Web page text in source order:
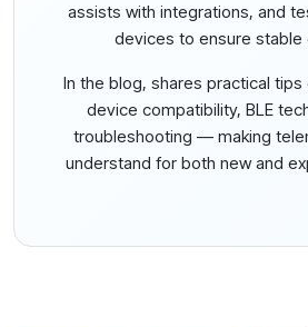
assists with integrations, and
devices to ensure stable
In the blog, shares practical
device compatibility, BLE
troubleshooting — making
understand for both new and